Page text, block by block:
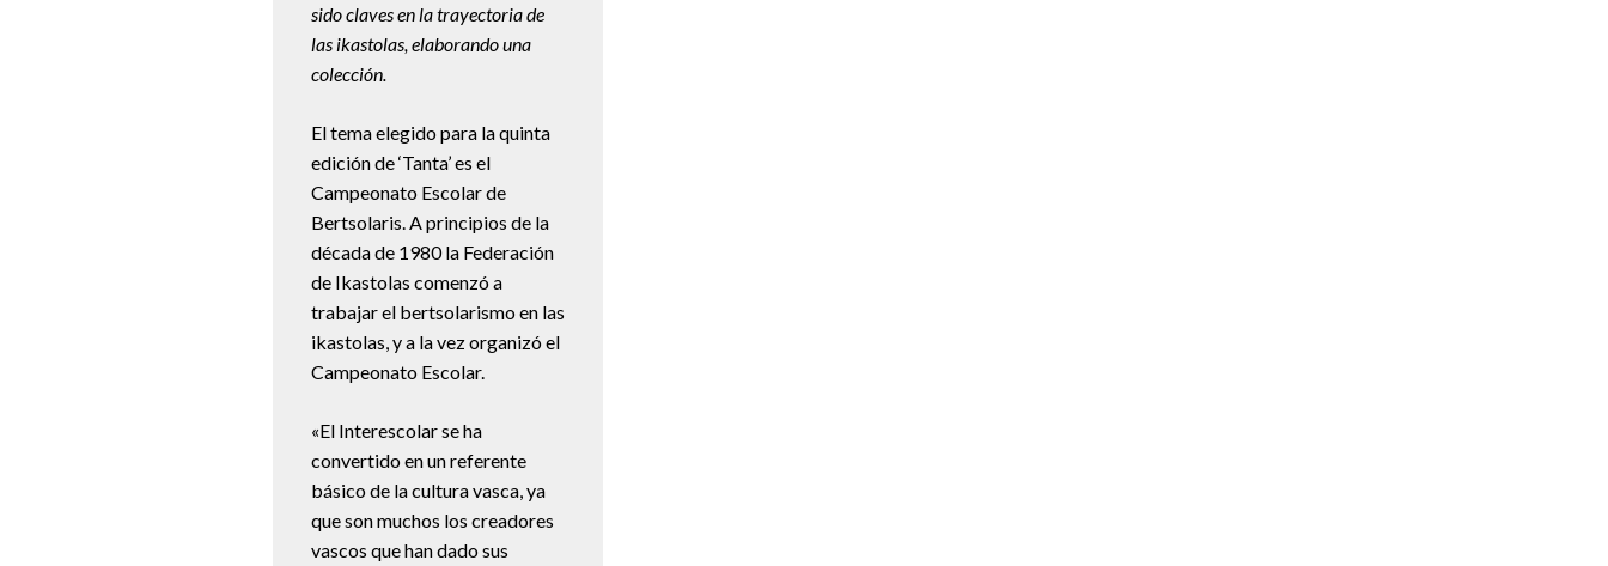
sido claves en la trayectoria de
las ikastolas, elaborando una
colección.
El tema elegido para la quinta
edición de ‘Tanta’ es el
Campeonato Escolar de
Bertsolaris. A principios de la
década de 1980 la Federación
de Ikastolas comenzó a
trabajar el bertsolarismo en las
ikastolas, y a la vez organizó el
Campeonato Escolar.
«El Interescolar se ha
convertido en un referente
básico de la cultura vasca, ya
que son muchos los creadores
vascos que han dado sus